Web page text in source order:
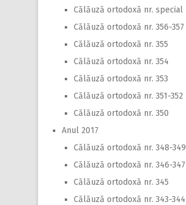
Călăuză ortodoxă nr. special
Călăuză ortodoxă nr. 356-357
Călăuză ortodoxă nr. 355
Călăuză ortodoxă nr. 354
Călăuză ortodoxă nr. 353
Călăuză ortodoxă nr. 351-352
Călăuză ortodoxă nr. 350
Anul 2017
Călăuză ortodoxă nr. 348-349
Călăuză ortodoxă nr. 346-347
Călăuză ortodoxă nr. 345
Călăuză ortodoxă nr. 343-344